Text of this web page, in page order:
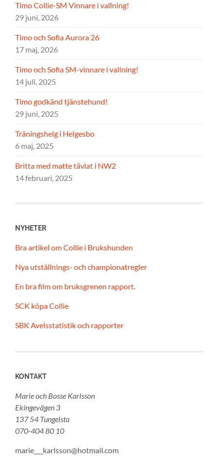
Timo Collie-SM Vinnare i vallning!
29 juni, 2026
Timo och Sofia Aurora 26
17 maj, 2026
Timo och Sofia SM-vinnare i vallning!
14 juli, 2025
Timo godkänd tjänstehund!
29 juni, 2025
Träningshelg i Helgesbo
6 maj, 2025
Britta med matte tävlat i NW2
14 februari, 2025
NYHETER
Bra artikel om Collie i Brukshunden
Nya utställnings- och championatregler
En bra film om bruksgrenen rapport.
SCK köpa Collie
SBK Avelsstatistik och rapporter
KONTAKT
Marie och Bosse Karlsson
Ekingevägen 3
137 54 Tungelsta
070-404 80 10
marie___karlsson@hotmail.com